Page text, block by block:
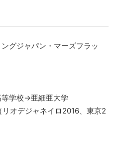
グジャパン・マーズフラッ
等学校→亜細亜大学
オデジャネイロ2016、東京2